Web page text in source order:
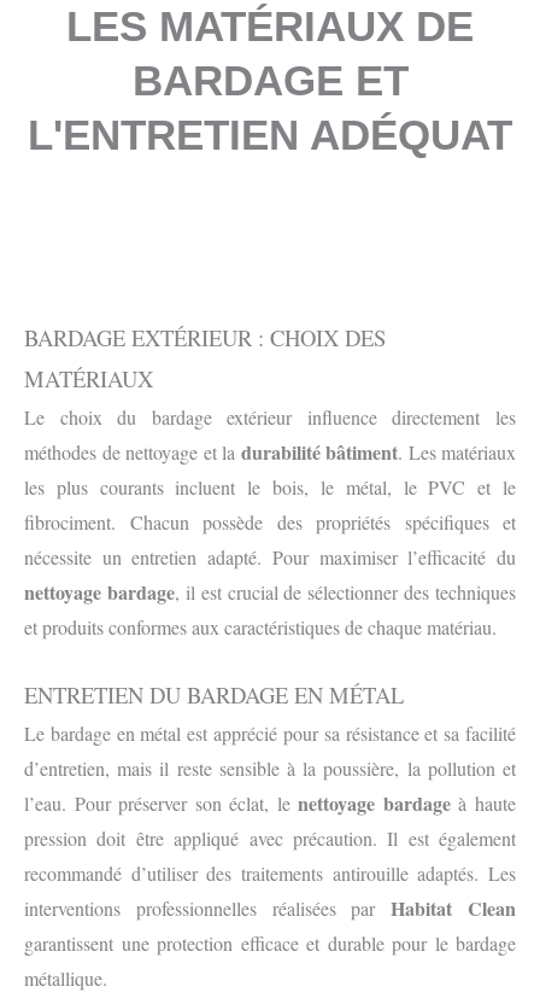
LES MATÉRIAUX DE
BARDAGE ET
L'ENTRETIEN ADÉQUAT
BARDAGE EXTÉRIEUR : CHOIX DES
MATÉRIAUX
Le choix du bardage extérieur influence directement les
méthodes de nettoyage et la durabilité bâtiment. Les matériaux
les plus courants incluent le bois, le métal, le PVC et le
fibrociment. Chacun possède des propriétés spécifiques et
nécessite un entretien adapté. Pour maximiser l’efficacité du
nettoyage bardage, il est crucial de sélectionner des techniques
et produits conformes aux caractéristiques de chaque matériau.
ENTRETIEN DU BARDAGE EN MÉTAL
Le bardage en métal est apprécié pour sa résistance et sa facilité
d’entretien, mais il reste sensible à la poussière, la pollution et
l’eau. Pour préserver son éclat, lenettoyage bardageà haute
pression doit être appliqué avec précaution. Il est également
recommandé d’utiliser des traitements antirouille adaptés. Les
interventions professionnelles réalisées parHabitat Clean
garantissent une protection efficace et durable pour le bardage
métallique.